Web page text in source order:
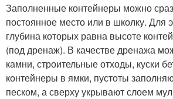
Заполненные контейнеры можно
постоянное место или в школку. Для
глубина которых равна высоте
(под дренаж). В качестве дренажа
камни, строительные отходы, куски
контейнеры в ямки, пустоты
песком, а сверху укрывают слоем